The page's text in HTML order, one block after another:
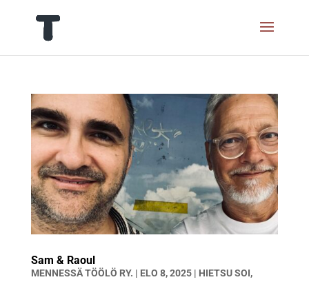
Sam & Raoul
MENNESSÄTÖÖLÖ RY. | ELO 8, 2025| HIETSU SOI,